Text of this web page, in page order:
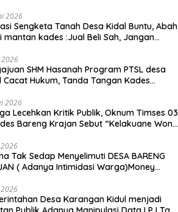
2026
Sengketa Tanah Desa Kidal Buntu, Abah
mantan kades :Jual Beli Sah, Jangan
Hak Warga.
2026
SHM Hasanah Program PTSL desa
Cacat Hukum, Tanda Tangan Kades
2026
Lecehkan Kritik Publik, Oknum Timses 03
Bareng Krajan Sebut “Kelakuane Wong
Tak Sedap Menyelimuti DESA BARENG
( Adanya Intimidasi Warga)Money
Desa Karangan Kidul menjadi